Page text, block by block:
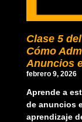
Clase 5
Cómo
Anuncios
febrero 9, 2026
Aprende a
de anuncios
aprendizaje